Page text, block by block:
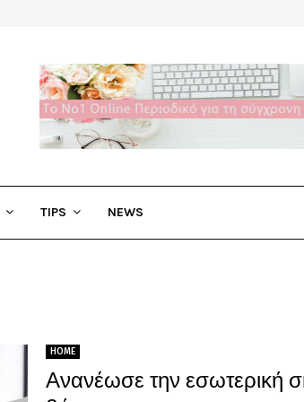
TIPS NEWS
HOME
Ανανέωσε την εσωτερική